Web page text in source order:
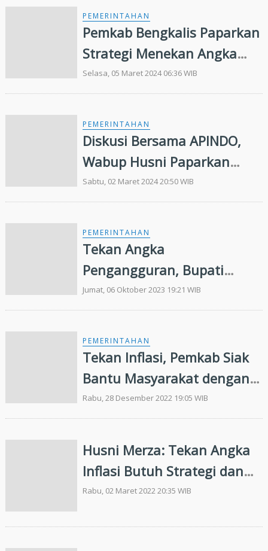
PEMERINTAHAN
Pemkab Bengkalis Paparkan
Strategi Menekan Angka
Prevalensi Stunting
Selasa, 05 Maret 2024 06:36 WIB
PEMERINTAHAN
Diskusi Bersama APINDO,
Wabup Husni Paparkan
Keberhasilan Kabupaten
Siak Tekan Kasus Stunting
Sabtu, 02 Maret 2024 20:50 WIB
PEMERINTAHAN
Tekan Angka
Pengangguran, Bupati
Kasmarni Bekali Tenaga
Kerja Usia Produktif dengan
Jumat, 06 Oktober 2023 19:21 WIB
PEMERINTAHAN
Tekan Inflasi, Pemkab Siak
Bantu Masyarakat dengan
Gerakan Pangan Murah
Rabu, 28 Desember 2022 19:05 WIB
Husni Merza: Tekan Angka
Inflasi Butuh Strategi dan
Kontrol Pasar
Rabu, 02 Maret 2022 20:35 WIB